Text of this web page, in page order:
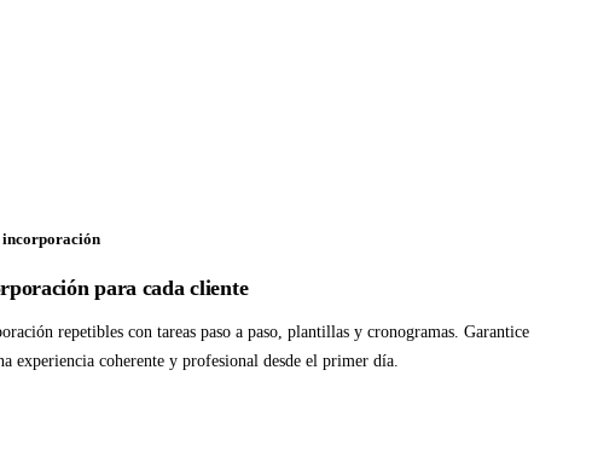
incorporación
para cada cliente
repetibles con tareas paso a paso, plantillas y cronogramas. Garantice
experiencia coherente y profesional desde el primer día.